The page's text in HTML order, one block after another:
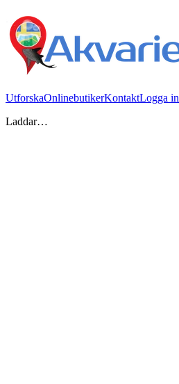
UtforskaOnlinebutikerKontaktLogga in
Laddar…